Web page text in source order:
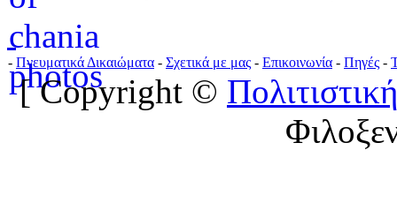
- Πνευματικά Δικαιώματα - Σχετικά με μας - Επικοινωνία - Πηγές -
[ Copyright ©